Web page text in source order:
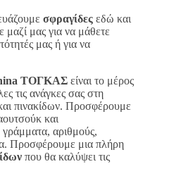
σφραγίδες εδώ και
μαζί μας για να μάθετε
μας ή για να
ΤΟΓΚΑΣ είναι το μέρος
τις ανάγκες σας στη
πινακίδων. Προσφέρουμε
και
γράμματα, αριθμούς,
Προσφέρουμε μια πλήρη
που θα καλύψει τις